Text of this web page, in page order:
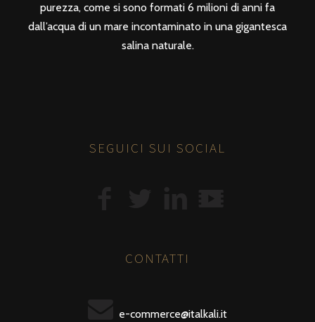
purezza, come si sono formati 6 milioni di anni fa
dall’acqua di un mare incontaminato in una gigantesca
salina naturale.
SEGUICI SUI SOCIAL
CONTATTI
e-commerce@italkali.it